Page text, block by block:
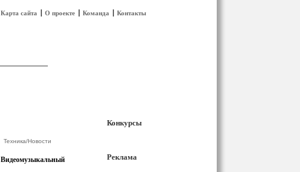
Карта сайта О проекте Команда Контакты
Техника/Новости
Видеомузыкальный
Конкурсы
Реклама